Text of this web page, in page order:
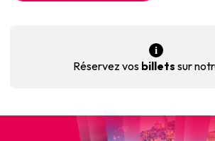
Réservez vos billets sur